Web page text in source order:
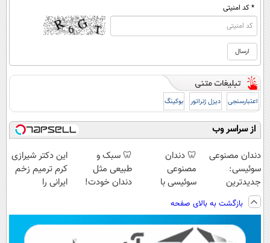
* کد امنیتی
اعتبارسنجی دیزل ژنراتور بوکینگ
از سراسر وب
دندان مصنوعی
سوئیسی:
جدیدترین
فناوری اروپا،
سبک و مقاوم |
پرداخت قسطی
🦷 دندان
مصنوعی
سوئیسی با
دیجیتال |
پرداخت در 4
قسط |📍 تهران
🦷 سبک و
طبیعی مثل
دندان خودت!
💳 📍 تهران
این دکتر شیرازی
کرم ترمیم زخم
ایرانی را
بازگشت به بالای صفحه